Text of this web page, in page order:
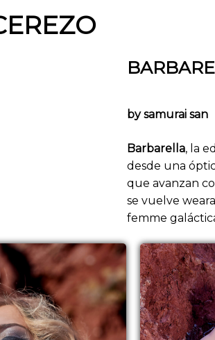
by samurai san
Barbarella, la
desde una
que avanzan
se vuelve
femme